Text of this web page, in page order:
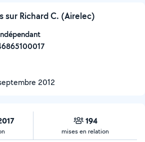
sur Richard C. (Airelec)
2012
194
mises en relation